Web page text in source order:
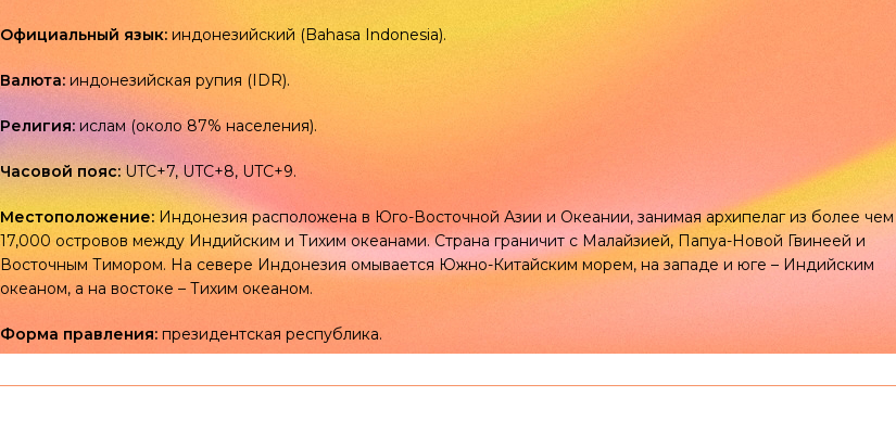
Официальный язык: индонезийский (Bahasa Indonesia).
Валюта: индонезийская рупия (IDR).
Религия: ислам (около 87% населения).
Часовой пояс:UTC+7, UTC+8, UTC+9.
Местоположение: Индонезия расположена в Юго-Восточной Азии и Океании, занимая архипелаг из более чем
17,000 островов между Индийским и Тихим океанами. Страна граничит с Малайзией, Папуа-Новой Гвинеей и
Восточным Тимором. На севере Индонезия омывается Южно-Китайским морем, на западе и юге – Индийским
океаном, а на востоке – Тихим океаном.
Форма правления: президентская республика.